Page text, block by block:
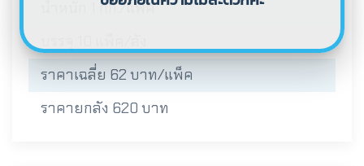
น้ำหนัก 1 กก./แพ็ค
ราคาเฉลี่ย 62 บาท/แพ็ค
ราคายกลัง 620 บาท